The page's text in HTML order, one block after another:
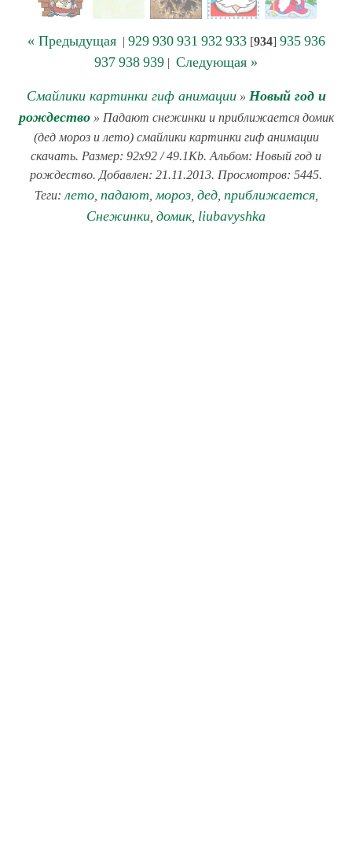
« Предыдущая| 929 930 931 932 933[934] 935 936
937 938 939 | Следующая »
Смайлики картинки гиф анимации» Новый год и
рождество» Падают снежинки и приближается домик
(дед мороз и лето) смайлики картинки гиф анимации
скачать. Размер: 92x92 / 49.1Kb. Альбом: Новый год и
рождество. Добавлен: 21.11.2013. Просмотров: 5445.
Теги: лето, падают мороз, дед, приближается,
Снежинки домик, liubavyshka